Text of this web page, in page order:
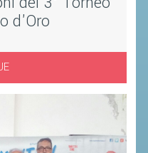
d'Oro
SPORTIVE
GARA
TORNEI